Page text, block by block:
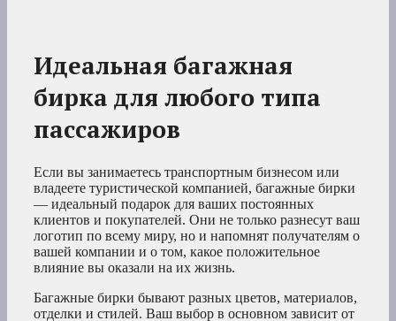
Идеальная багажная
бирка для любого типа
пассажиров
Если вы занимаетесь транспортным бизнесом или
владеете туристической компанией, багажные бирки
— идеальный подарок для ваших постоянных
клиентов и покупателей. Они не только разнесут ваш
логотип по всему миру, но и напомнят получателям о
вашей компании и о том, какое положительное
влияние вы оказали на их жизнь.
Багажные бирки бывают разных цветов, материалов,
отделки и стилей. Ваш выбор в основном зависит от